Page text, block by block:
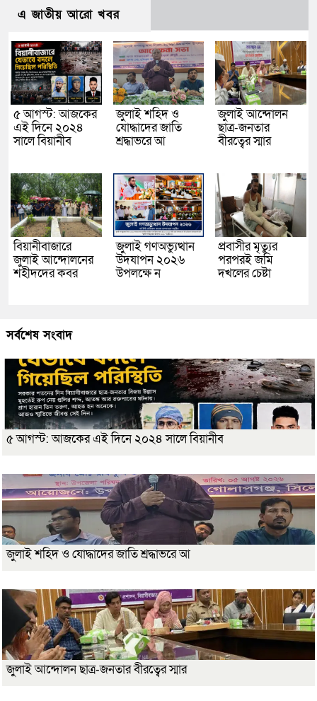
এ জাতীয় আরো খবর
৫ আগস্ট: আজকের
এই দিনে ২০২৪
সালে বিয়ানীব
জুলাই শহিদ ও
যোদ্ধাদের জাতি
শ্রদ্ধাভরে আ
জুলাই আন্দোলন
ছাত্র-জনতার
বীরত্বের স্মার
বিয়ানীবাজারে
জুলাই আন্দোলনের
শহীদদের কবর
জুলাই গণঅভ্যুত্থান
উদযাপন ২০২৬
উপলক্ষে ন
প্রবাসীর মৃত্যুর
পরপরই জমি
দখলের চেষ্টা
সর্বশেষ সংবাদ
৫ আগস্ট: আজকের এই দিনে ২০২৪ সালে বিয়ানীব
জুলাই শহিদ ও যোদ্ধাদের জাতি শ্রদ্ধাভরে আ
জুলাই আন্দোলন ছাত্র-জনতার বীরত্বের স্মার